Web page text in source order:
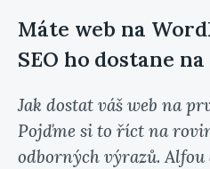
Máte web na
SEO ho dostane
Jak dostat váš web na
Pojďme si to říct na
odborných výrazů. Alfou